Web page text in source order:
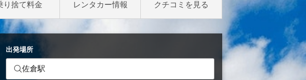
り捨て料金 レンタカー情報 クチコミを見る
出発場所
佐倉駅